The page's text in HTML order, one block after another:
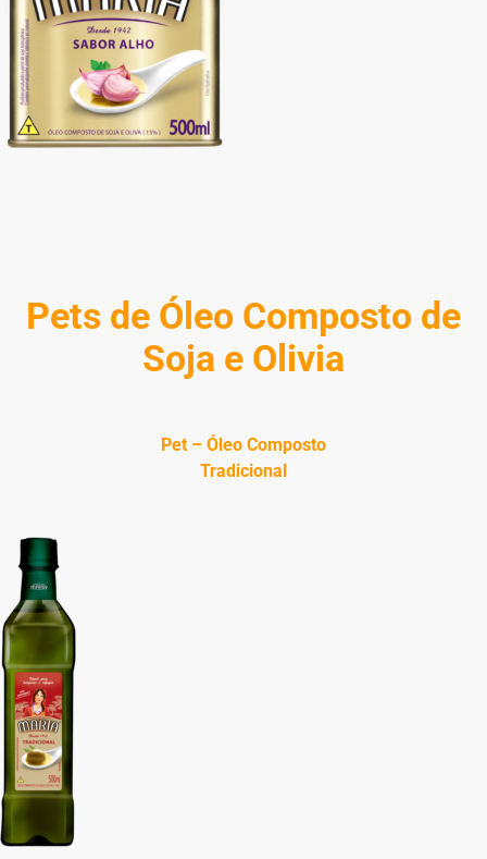
Pets de Óleo Composto de
Soja e Olivia
Pet – Óleo Composto
Tradicional